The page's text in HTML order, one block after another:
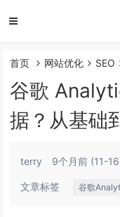
首页 网站优化 SEO
谷歌
据？从基础
terry 9个月前 (11-
文章标签 谷歌